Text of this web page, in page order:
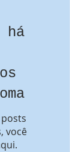
há
você